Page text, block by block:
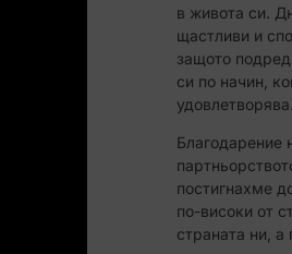
в живота си.
щастливи и
защото
си по начин,
удовлетворява.
Благодарение
постигнахме
по-високи от
страната ни, а
за до 10% отстъпка